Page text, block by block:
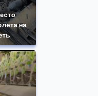
на